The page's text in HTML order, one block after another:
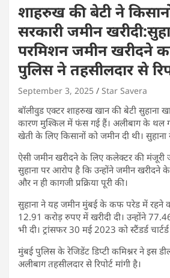
शाहरुख की बेटी ने
सरकारी जमीन
परमिशन जमीन खरीदने
पुलिस ने तहसीलदार से
September 3, 2025 Star Savera
बॉलीवुड एक्टर शाहरुख खान की बेटी सुहाना
कारण मुश्किल में फंस गई हैं। अलीबाग के थल
खेती के लिए किसानों को जमीन दी थी। सुहाना
ऐसी जमीन खरीदने के लिए कलेक्टर की मंजूरी
सुहाना पर आरोप है कि उन्होंने जमीन खरीदने
और न ही कागजी प्रक्रिया पूरी की।
सुहाना ने यह जमीन मुंबई के कफ परेड में रहने
12.91 करोड़ रुपए में खरीदी दी। उन्होंने
भी दी। ट्रांसफर 30 मई 2023 को स्टैंडर्ड
मुंबई पुलिस के रेजिडेंट डिप्टी कमिश्नर ने इस
अलीबाग तहसीलदार से रिपोर्ट मांगी है।